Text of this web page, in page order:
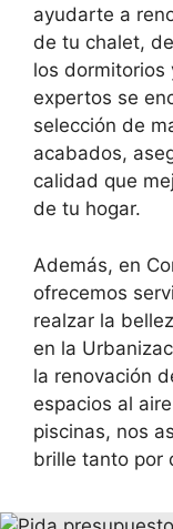
ayudarte a
de tu chalet,
los dormitorios
expertos se
selección de
acabados,
calidad que
de tu hogar.
Además, en
ofrecemos
realzar la
en la
la renovación
espacios al
piscinas, nos
brille tanto por